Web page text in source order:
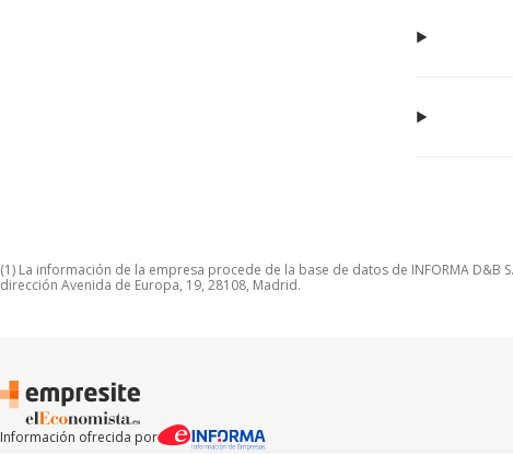
(1) La información de la empresa procede de la base de datos de INFORMA
dirección Avenida de Europa, 19, 28108, Madrid.
Información ofrecida por